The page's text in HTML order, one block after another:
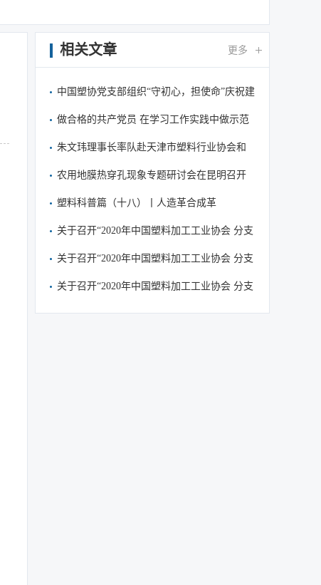
相关文章 更多
中国塑协党支部组织“守初心，担使命”庆祝建
做合格的共产党员 在学习工作实践中做示范
朱文玮理事长率队赴天津市塑料行业协会和
农用地膜热穿孔现象专题研讨会在昆明召开
塑料科普篇（十八）丨人造革合成革
关于召开“2020年中国塑料加工工业协会 分支
关于召开“2020年中国塑料加工工业协会 分支
关于召开“2020年中国塑料加工工业协会 分支